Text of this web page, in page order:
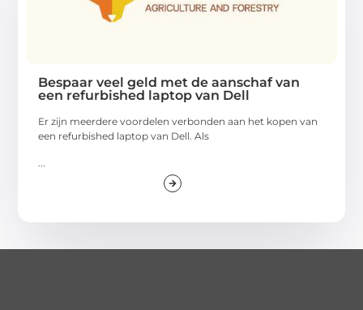
Bespaar veel geld met de aanschaf van
een refurbished laptop van Dell
Er zijn meerdere voordelen verbonden aan het kopen van
een refurbished laptop van Dell. Als